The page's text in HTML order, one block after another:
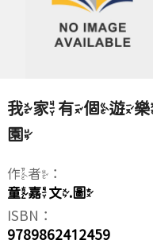
我家有個遊
園
作者：
童嘉文.圖
ISBN：
9789862412459